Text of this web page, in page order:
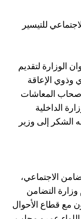
للتيسير
الوزارة لتقديم
وذوي الإعاقة
المعاشات
الداخلية
الشكر إلى وزير
الاجتماعي،
التضامن
مع قطاع الأحوال